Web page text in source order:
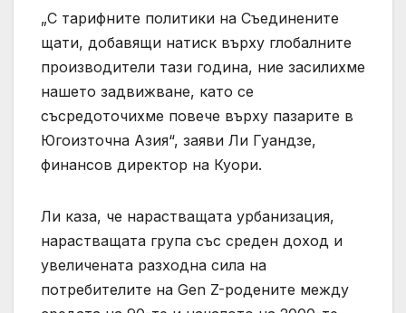
„С тарифните политики на Съединените
щати, добавящи натиск върху глобалните
производители тази година, ние засилихме
нашето задвижване, като се
съсредоточихме повече върху пазарите в
Югоизточна Азия“, заяви Ли Гуандзе,
финансов директор на Куори.
Ли каза, че нарастващата урбанизация,
нарастващата група със среден доход и
увеличената разходна сила на
потребителите на Gen Z-родените между